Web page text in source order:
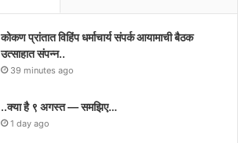
कोकण प्रांतात विहिंप धर्माचार्य संपर्क आयामाची बैठक
उत्साहात संपन्न..
39 minutes ago
..क्या है ९ अगस्त — समझिए…
1 day ago